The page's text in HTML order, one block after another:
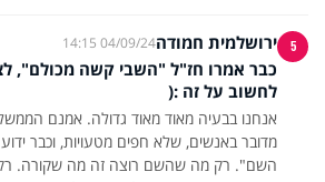
5 ירושלמית חמודה04/09/24 14:15
כבר אמרו חז"ל "השבי קשה מכולם",
לחשוב על זה :(
אנחנו בבעיה מאוד מאוד גדולה. אמנם
מדובר באנשים, שלא חפים מטעויות, וכבר
השם". רק מה שהשם רוצה זה מה שקורה.